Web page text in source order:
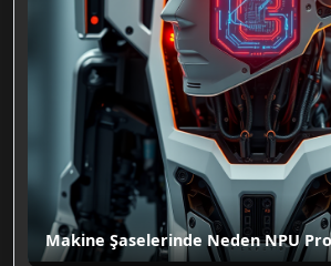
Makine Şaselerinde Neden NPU